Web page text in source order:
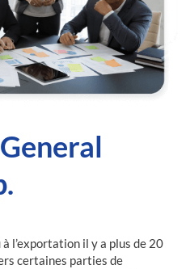
l’exportation il y a plus de 20
certaines parties de